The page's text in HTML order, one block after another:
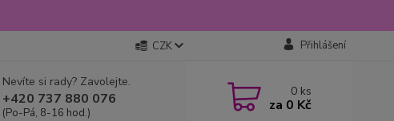
CZK Přihlášení
Nevíte si rady? Zavolejte.
+420 737 880 076
(Po-Pá, 8-16 hod.)
0 ks
za 0 Kč